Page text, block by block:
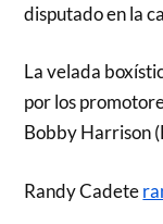
disputado en la
La velada
por los
Bobby Harrison
Randy Cadete